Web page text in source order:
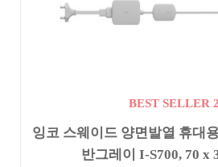
BEST SELLER
잉코 스웨이드 양면발열 휴대
반그레이 I-S700, 70 x